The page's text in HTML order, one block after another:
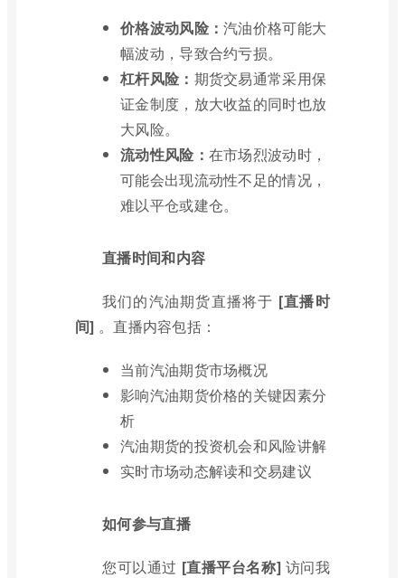
价格波动风险：汽油价格可能大
幅波动，导致合约亏损。
杠杆风险： 期货交易通常采用保
证金制度，放大收益的同时也放
大风险。
流动性风险： 在市场烈波动时，
可能会出现流动性不足的情况，
难以平仓或建仓。
直播时间和内容
我们的汽油期货直播将于 [直播时
间] 。直播内容包括：
当前汽油期货市场概况
影响汽油期货价格的关键因素分
析
汽油期货的投资机会和风险讲解
实时市场动态解读和交易建议
如何参与直播
您可以通过 [直播平台名称]访问我